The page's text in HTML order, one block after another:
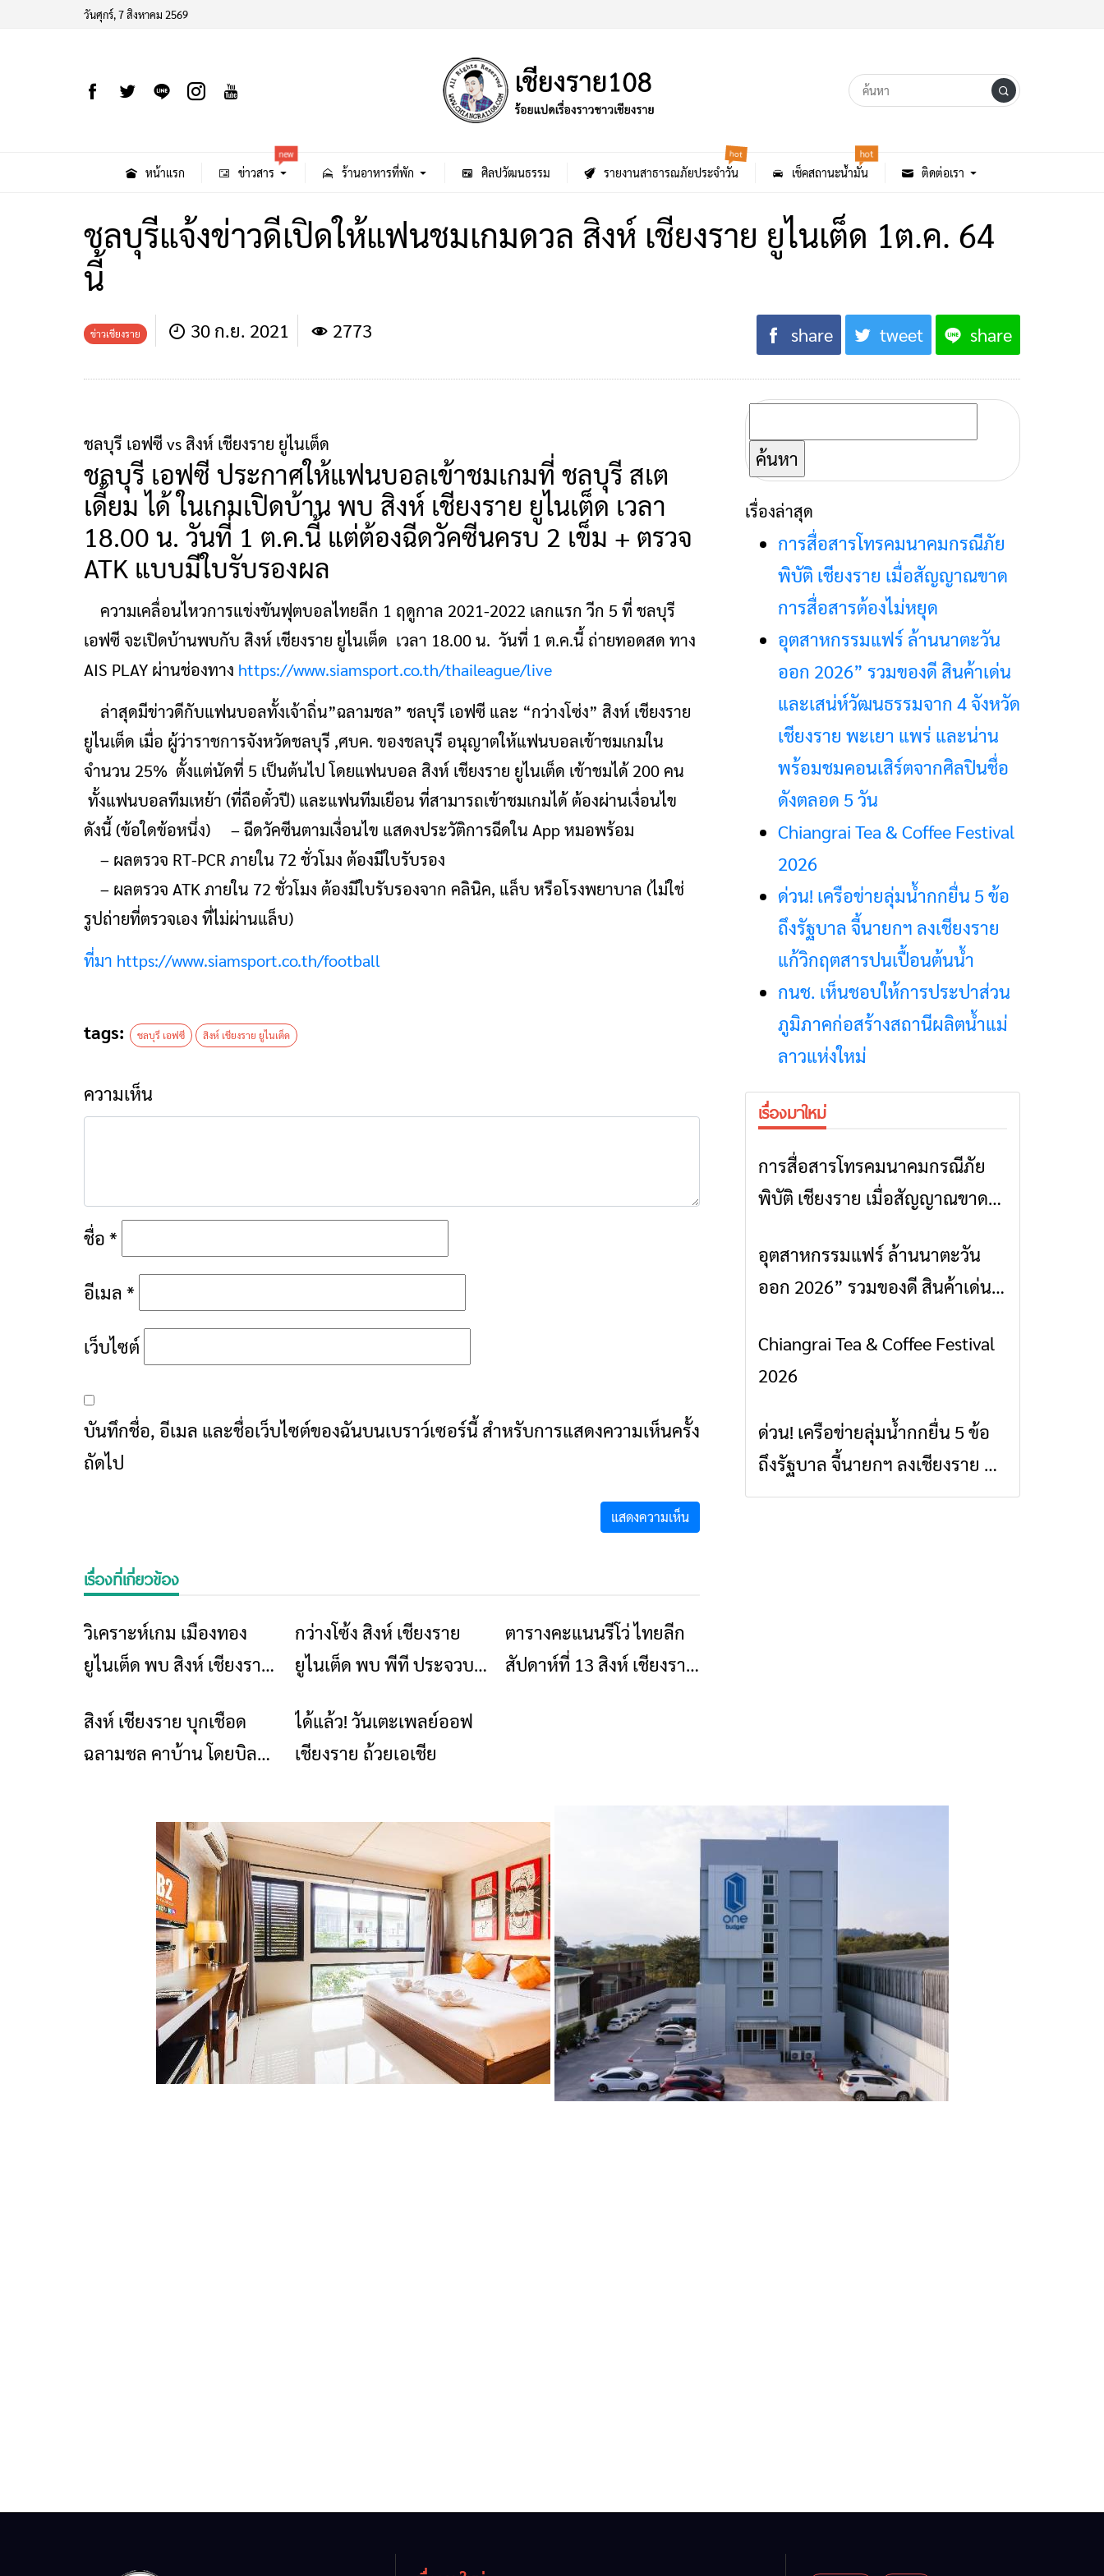
วันศุกร์, 7 สิงหาคม 2569
หน้าแรก ข่าวสาร
new
ร้านอาหารที่พัก ศิลปวัฒนธรรม รายงานสาธารณภัยประจำวัน
hot
เช็คสถานะน้ำมัน
hot
ติดต่อเรา
ชลบุรีแจ้งข่าวดีเปิดให้แฟนชมเกมดวล สิงห์ เชียงราย ยูไนเต็ด 1ต.ค. 64
นี้
ข่าวเชียงราย 30 ก.ย. 2021 2773 share tweet share
ชลบุรี เอฟซี vs สิงห์ เชียงราย ยูไนเต็ด
ชลบุรี เอฟซี ประกาศให้แฟนบอลเข้าชมเกมที่ ชลบุรี สเต
เดี้ยม ได้ ในเกมเปิดบ้าน พบ สิงห์ เชียงราย ยูไนเต็ด เวลา
18.00 น. วันที่ 1 ต.ค.นี้ แต่ต้องฉีดวัคซีนครบ 2 เข็ม + ตรวจ
ATK แบบมีใบรับรองผล
ความเคลื่อนไหวการแข่งขันฟุตบอลไทยลีก 1 ฤดูกาล 2021-2022 เลกแรก วีก 5 ที่ ชลบุรี
เอฟซี จะเปิดบ้านพบกับ สิงห์ เชียงราย ยูไนเต็ด เวลา 18.00 น. วันที่ 1 ต.ค.นี้ ถ่ายทอดสด ทาง
AIS PLAY ผ่านช่องทาง https://www.siamsport.co.th/thaileague/live
ล่าสุดมีข่าวดีกับแฟนบอลทั้งเจ้าถิ่น”ฉลามชล” ชลบุรี เอฟซี และ “กว่างโซ่ง” สิงห์ เชียงราย
ยูไนเต็ด เมื่อ ผู้ว่าราชการจังหวัดชลบุรี ,ศบค. ของชลบุรี อนุญาตให้แฟนบอลเข้าชมเกมใน
จำนวน 25% ตั้งแต่นัดที่ 5 เป็นต้นไป โดยแฟนบอล สิงห์ เชียงราย ยูไนเต็ด เข้าชมได้ 200 คน
ทั้งแฟนบอลทีมเหย้า (ที่ถือตั๋วปี) และแฟนทีมเยือน ที่สามารถเข้าชมเกมได้ ต้องผ่านเงื่อนไข
ดังนี้ (ข้อใดข้อหนึ่ง) – ฉีดวัคซีนตามเงื่อนไข แสดงประวัติการฉีดใน App หมอพร้อม
– ผลตรวจ RT-PCR ภายใน 72 ชั่วโมง ต้องมีใบรับรอง
– ผลตรวจ ATK ภายใน 72 ชั่วโมง ต้องมีใบรับรองจาก คลินิค, แล็บ หรือโรงพยาบาล (ไม่ใช่
รูปถ่ายที่ตรวจเอง ที่ไม่ผ่านแล็บ)
ที่มา https://www.siamsport.co.th/football
tags: ชลบุรี เอฟซี สิงห์ เชียงราย ยูไนเต็ด
ความเห็น
ชื่อ *
อีเมล *
เว็บไซต์
บันทึกชื่อ, อีเมล และชื่อเว็บไซต์ของฉันบนเบราว์เซอร์นี้ สำหรับการแสดงความเห็นครั้ง
ถัดไป
เรื่องที่เกี่ยวข้อง
ข่าวเชียงราย
วิเคราะห์เกม เมืองทอง
ยูไนเต็ด พบ สิงห์ เชียงราย
ข่าวเชียงราย
กว่างโซ้ง สิงห์ เชียงราย
ยูไนเต็ด พบ พีที ประจวบฯ
2566
ข่าวเชียงราย
ตารางคะแนนรีโว่ ไทยลีก
สัปดาห์ที่ 13 สิงห์ เชียงราย
ข่าวเชียงราย
สิงห์ เชียงราย บุกเชือด
ฉลามชล คาบ้าน โดยบิลล์
ข่าวเชียงราย
ได้แล้ว! วันเตะเพลย์ออฟ
เชียงราย ถ้วยเอเชีย
ค้นหา
สำหรับ:
เรื่องล่าสุด
การสื่อสารโทรคมนาคมกรณีภัย
พิบัติ เชียงราย เมื่อสัญญาณขาด
การสื่อสารต้องไม่หยุด
อุตสาหกรรมแฟร์ ล้านนาตะวัน
ออก 2026” รวมของดี สินค้าเด่น
และเสน่ห์วัฒนธรรมจาก 4 จังหวัด
เชียงราย พะเยา แพร่ และน่าน
พร้อมชมคอนเสิร์ตจากศิลปินชื่อ
ดังตลอด 5 วัน
Chiangrai Tea & Coffee Festival
2026
ด่วน! เครือข่ายลุ่มน้ำกกยื่น 5 ข้อ
ถึงรัฐบาล จี้นายกฯ ลงเชียงราย
แก้วิกฤตสารปนเปื้อนต้นน้ำ
กนช. เห็นชอบให้การประปาส่วน
ภูมิภาคก่อสร้างสถานีผลิตน้ำแม่
ลาวแห่งใหม่
เรื่องมาใหม่
ข่าวเชียงราย
การสื่อสารโทรคมนาคมกรณีภัย
พิบัติ เชียงราย เมื่อสัญญาณขาด
ข่าวเชียงราย
อุตสาหกรรมแฟร์ ล้านนาตะวัน
ออก 2026” รวมของดี สินค้าเด่น
เชียงราย พะเยา แพร่ และน่าน
พร้อมชมคอนเสิร์ตจากศิลปินชื่อ
ข่าวเชียงราย
Chiangrai Tea & Coffee Festival
2026
ข่าวเชียงราย
ด่วน! เครือข่ายลุ่มน้ำกกยื่น 5 ข้อ
ถึงรัฐบาล จี้นายกฯ ลงเชียงราย แก้
วิกฤตสารปนเปื้อนต้นน้ำ